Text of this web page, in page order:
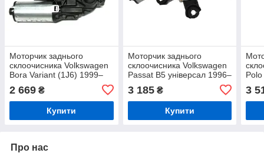
Моторчик заднього
склоочисника Volkswagen
Bora Variant (1J6) 1999–
2 669 ₴
Купити
Моторчик заднього
склоочисника Volkswagen
Passat B5 універсал 1996–
3 185₴
Купити
3
Про нас